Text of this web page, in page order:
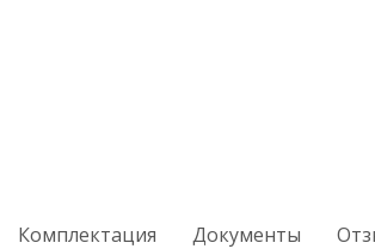
Комплектация Документы